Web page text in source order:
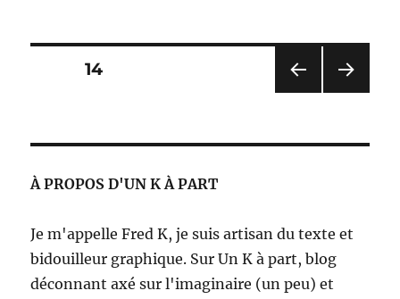
Bernanos
Pagination
publications
CÉD
PAGE14
ANT
À PROPOS D'UN K À PART
Je m'appelle Fred K, je suis artisan du texte et
bidouilleur graphique. Sur Un K à part, blog
déconnant axé sur l'imaginaire (un peu) et